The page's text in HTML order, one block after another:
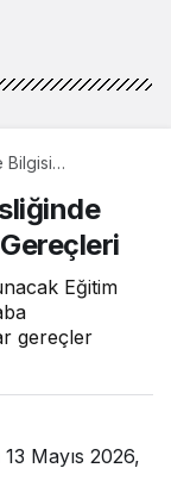
Bilgisi
Eğitim
gereçler
13 Mayıs 2026,